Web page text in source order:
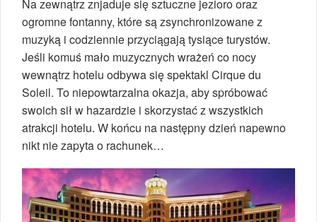
Na zewnątrz znjaduje się sztuczne jezioro oraz
ogromne fontanny, które są zsynchronizowane z
muzyką i codziennie przyciągają tysiące turystów.
Jeśli komuś mało muzycznych wrażeń co nocy
wewnątrz hotelu odbywa się spektakl Cirque du
Soleil. To niepowtarzalna okazja, aby spróbować
swoich sił w hazardzie i skorzystać z wszystkich
atrakcji hotelu. W końcu na następny dzień napewno
nikt nie zapyta o rachunek…